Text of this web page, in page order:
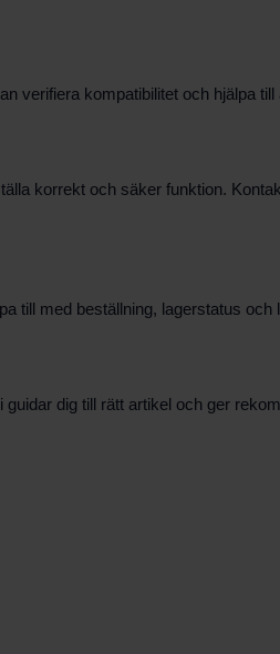
verifiera kompatibilitet och hjälpa
korrekt och säker funktion.
till med beställning, lagerstatus och
dig till rätt artikel och ger